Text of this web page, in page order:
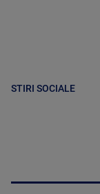
STIRI SOCIALE